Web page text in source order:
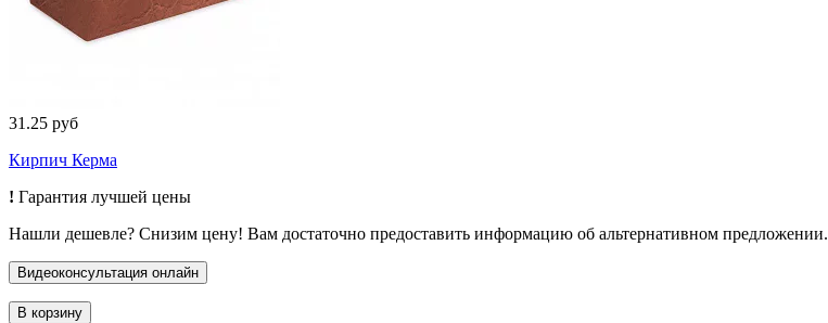
31.25 руб
Кирпич Керма
! Гарантия лучшей цены
Нашли дешевле? Снизим цену! Вам достаточно предоставить информацию об альтернативном предложении.